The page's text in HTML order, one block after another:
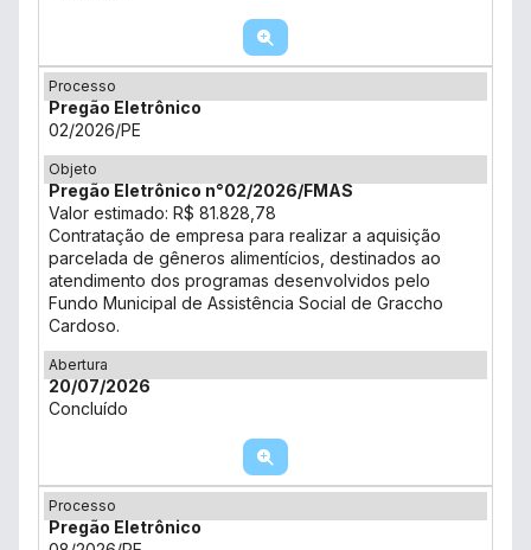
Processo
Pregão Eletrônico
02/2026/PE
Objeto
Pregão Eletrônico n°02/2026/FMAS
Valor estimado: R$ 81.828,78
Contratação de empresa para realizar a aquisição
parcelada de gêneros alimentícios, destinados ao
atendimento dos programas desenvolvidos pelo
Fundo Municipal de Assistência Social de Graccho
Cardoso.
Abertura
20/07/2026
Concluído
Processo
Pregão Eletrônico